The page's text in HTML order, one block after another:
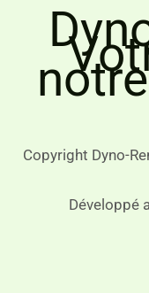
Copyright Dyno-
Développé